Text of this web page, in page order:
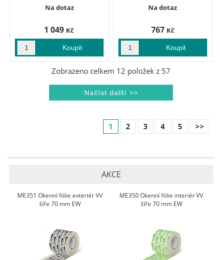
Na dotaz
1 049 Kč
Na dotaz
767 Kč
Zobrazeno celkem 12 položek z 57
1 2 3 4 5 >>
AKCE
ME351 Okenní fólie exteriér VV
šíře 70 mm EW
ME350 Okenní fólie interiér VV
šíře 70 mm EW